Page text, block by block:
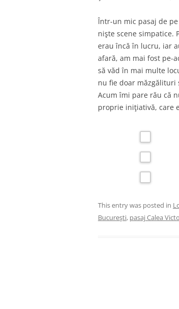
Într-un mic pasaj de pe
nişte scene simpatice.
erau încă în lucru, iar
afară, am mai fost pe-
să văd în mai multe
nu fie doar măzgălituri
Acum îmi pare rău că
proprie iniţiativă, care
This entry was posted in
Bucureşti, pasaj Calea